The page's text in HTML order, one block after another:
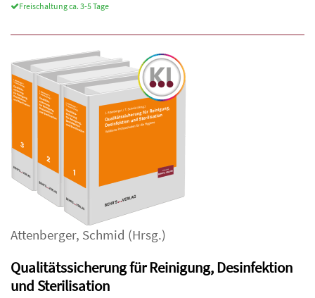
Freischaltung ca. 3-5 Tage
Attenberger, Schmid (Hrsg.)
Qualitätssicherung für Reinigung, Desinfektion
und Sterilisation